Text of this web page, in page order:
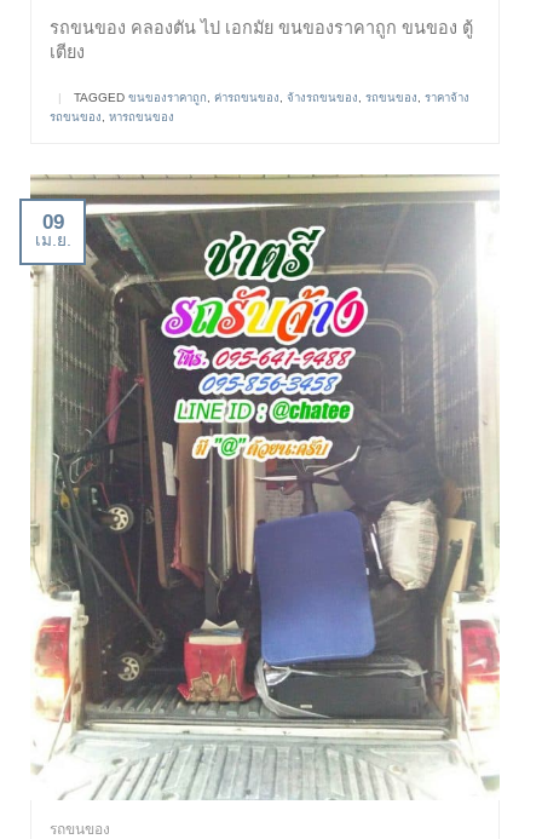
รถขนของ คลองตัน ไป เอกมัย ขนของราคาถูก ขนของ ตู้
เตียง
| TAGGED ขนของราคาถูก ค่ารถขนของ จ้างรถขนของ รถขนของ
ราคาจ้าง
รถขนของ
หารถขนของ
09
เม.ย.
รถขนของ